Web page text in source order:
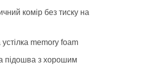
комір без тиску на
memory foam
підошва з хорошим